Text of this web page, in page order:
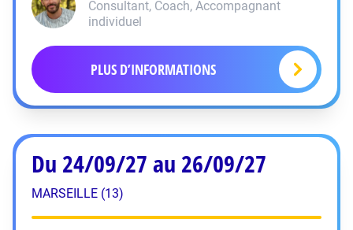
Consultant, Coach, Accompagnant
individuel
PLUS D’INFORMATIONS
Du 24/09/27 au 26/09/27
MARSEILLE (13)